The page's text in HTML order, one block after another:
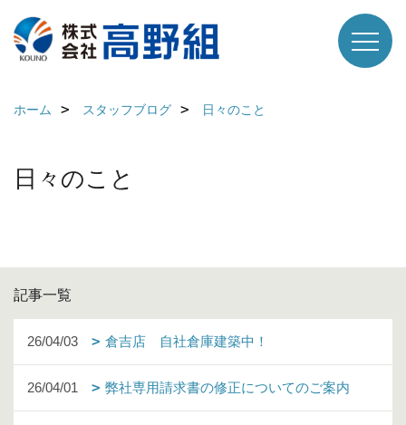
ホーム スタッフブログ 日々のこと
日々のこと
記事一覧
26/04/03 倉吉店 自社倉庫建築中！
26/04/01 弊社専用請求書の修正についてのご案内